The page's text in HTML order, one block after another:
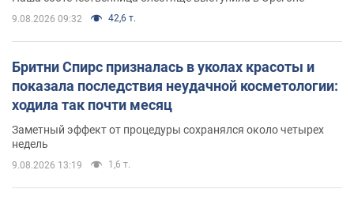
9.08.2026 09:32 42,6 т.
Бритни Спирс призналась в уколах красоты и
показала последствия неудачной косметологии:
ходила так почти месяц
Заметный эффект от процедуры сохранялся около четырех
недель
9.08.2026 13:19 1,6 т.